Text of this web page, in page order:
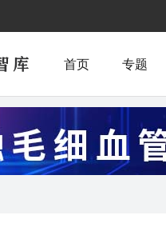
首页 专题